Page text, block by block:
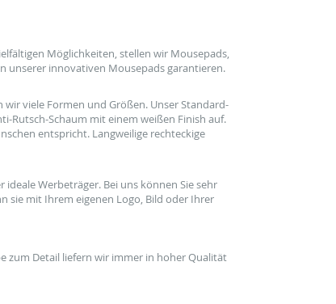
Möglichkeiten , stellen wir Mousepads,
unserer innovativen Mousepads garantieren.
wirviele Formen und Größen. Unser Standard-
Rutsch-Schaum mit einem weißen Finish auf.
entspricht. Langweilige rechteckige
idealeWerbeträger. Bei uns können Siesehr
sie mit Ihrem eigenen Logo , Bild oder Ihrer
zum Detail liefern wir immer in hoherQualität